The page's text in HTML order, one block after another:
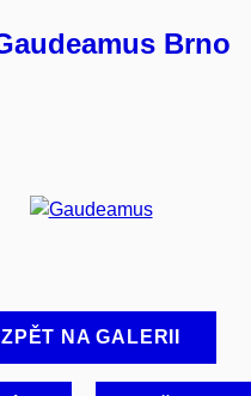
Brno
ZPĚT NA GALERII